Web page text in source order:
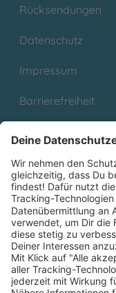
Rücksendungen
Datenschutz
Impressum
Barrierefreiheit
Folge uns auf
*